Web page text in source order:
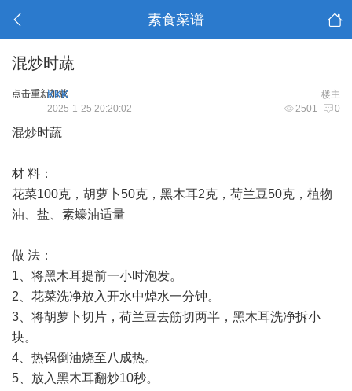
素食菜谱
混炒时蔬
点击重新加载 楼主
KKK
2501 0
2025-1-25 20:20:02
混炒时蔬
材 料：
花菜100克，胡萝卜50克，黑木耳2克，荷兰豆50克，植物
油、盐、素蠔油适量
做 法：
1、将黑木耳提前一小时泡发。
2、花菜洗净放入开水中焯水一分钟。
3、将胡萝卜切片，荷兰豆去筋切两半，黑木耳洗净拆小
块。
4、热锅倒油烧至八成热。
5、放入黑木耳翻炒10秒。